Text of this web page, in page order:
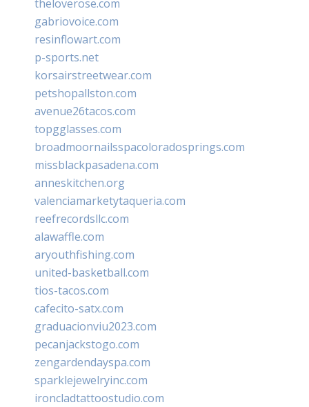
theloverose.com
gabriovoice.com
resinflowart.com
p-sports.net
korsairstreetwear.com
petshopallston.com
avenue26tacos.com
topgglasses.com
broadmoornailsspacoloradosprings.com
missblackpasadena.com
anneskitchen.org
valenciamarketytaqueria.com
reefrecordsllc.com
alawaffle.com
aryouthfishing.com
united-basketball.com
tios-tacos.com
cafecito-satx.com
graduacionviu2023.com
pecanjackstogo.com
zengardendayspa.com
sparklejewelryinc.com
ironcladtattoostudio.com